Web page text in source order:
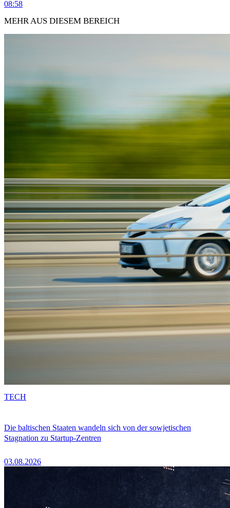
08:58
MEHR AUS DIESEM BEREICH
Die baltischen Staaten wandeln sich von der sowjetischen
Stagnation zu Startup-Zentren
03.08.2026
TECH